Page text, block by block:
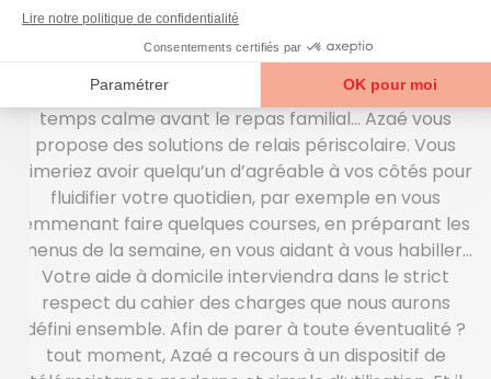
Il est très rare que vous arriviez à temps pour la
sortie des classes et vous n’avez pas de solution de
garde pour vos enfants ? Activités ludiques,
apprentissage des leçons, rangement de chambre,
temps calme avant le repas familial… Azaé vous
propose des solutions de relais périscolaire. Vous
aimeriez avoir quelqu’un d’agréable à vos côtés pour
fluidifier votre quotidien, par exemple en vous
emmenant faire quelques courses, en préparant les
menus de la semaine, en vous aidant à vous habiller…
Votre aide à domicile interviendra dans le strict
respect du cahier des charges que nous aurons
défini ensemble. Afin de parer à toute éventualité ?
tout moment, Azaé a recours à un dispositif de